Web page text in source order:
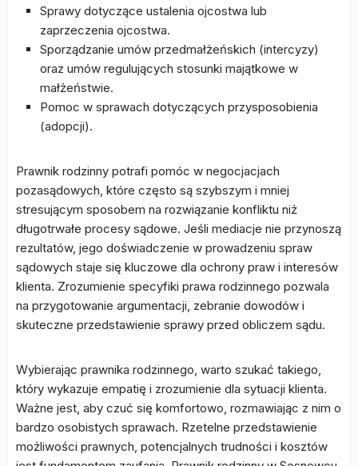
Sprawy dotyczące ustalenia ojcostwa lub
zaprzeczenia ojcostwa.
Sporządzanie umów przedmałżeńskich (intercyzy)
oraz umów regulujących stosunki majątkowe w
małżeństwie.
Pomoc w sprawach dotyczących przysposobienia
(adopcji).
Prawnik rodzinny potrafi pomóc w negocjacjach
pozasądowych, które często są szybszym i mniej
stresującym sposobem na rozwiązanie konfliktu niż
długotrwałe procesy sądowe. Jeśli mediacje nie przynoszą
rezultatów, jego doświadczenie w prowadzeniu spraw
sądowych staje się kluczowe dla ochrony praw i interesów
klienta. Zrozumienie specyfiki prawa rodzinnego pozwala
na przygotowanie argumentacji, zebranie dowodów i
skuteczne przedstawienie sprawy przed obliczem sądu.
Wybierając prawnika rodzinnego, warto szukać takiego,
który wykazuje empatię i zrozumienie dla sytuacji klienta.
Ważne jest, aby czuć się komfortowo, rozmawiając z nim o
bardzo osobistych sprawach. Rzetelne przedstawienie
możliwości prawnych, potencjalnych trudności i kosztów